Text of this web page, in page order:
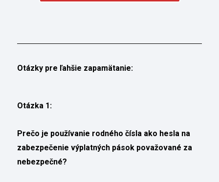
Otázky pre ľahšie zapamätanie:
Otázka 1:
Prečo je používanie rodného čísla ako hesla na
zabezpečenie výplatných pások považované za
nebezpečné?